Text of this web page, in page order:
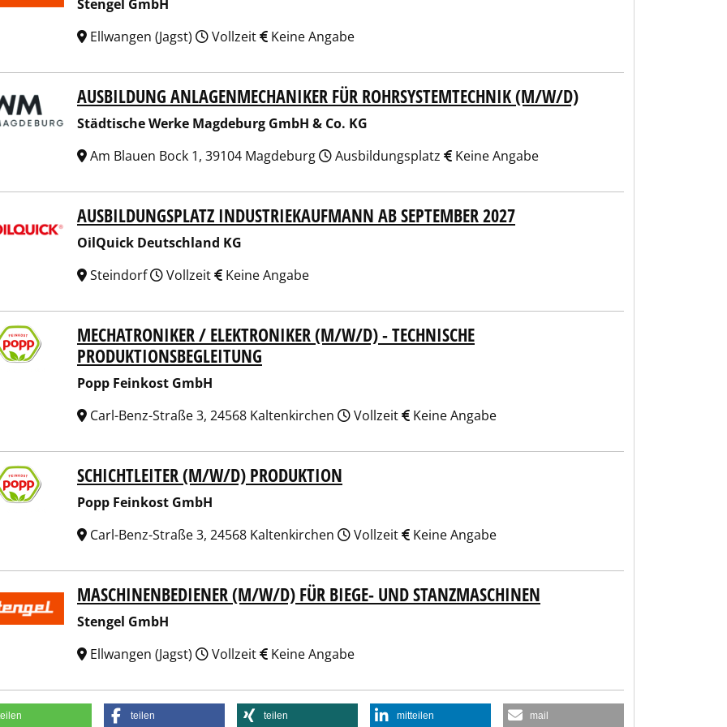
Stengel GmbH
Ellwangen (Jagst)
Vollzeit Keine Angabe
Werke Magdeburg GmbH & Co. KG
AUSBILDUNG ANLAGENMECHANIKER FÜR ROHRSYSTEMTECHNIK (M/W/D)
Städtische Werke Magdeburg GmbH & Co. KG
Am Blauen Bock 1, 39104 Magdeburg
Ausbildungsplatz Keine Angabe
Deutschland KGAUSBILDUNGSPLATZ INDUSTRIEKAUFMANN AB SEPTEMBER 2027
OilQuick Deutschland KG
Steindorf
Vollzeit Keine Angabe
Feinkost GmbHMECHATRONIKER / ELEKTRONIKER (M/W/D) - TECHNISCHE
PRODUKTIONSBEGLEITUNG
Popp Feinkost GmbH
Carl-Benz-Straße 3, 24568 Kaltenkirchen
Vollzeit Keine Angabe
Feinkost GmbHSCHICHTLEITER (M/W/D) PRODUKTION
Popp Feinkost GmbH
Carl-Benz-Straße 3, 24568 Kaltenkirchen
Vollzeit Keine Angabe
GmbH MASCHINENBEDIENER (M/W/D) FÜR BIEGE- UND STANZMASCHINEN
Stengel GmbH
Ellwangen (Jagst)
Vollzeit Keine Angabe
teilen teilen mitteilen mail